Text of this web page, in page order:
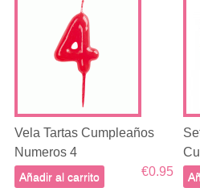
Vela Tartas Cumpleaños
Numeros 4
€0.95
Añadir al carrito